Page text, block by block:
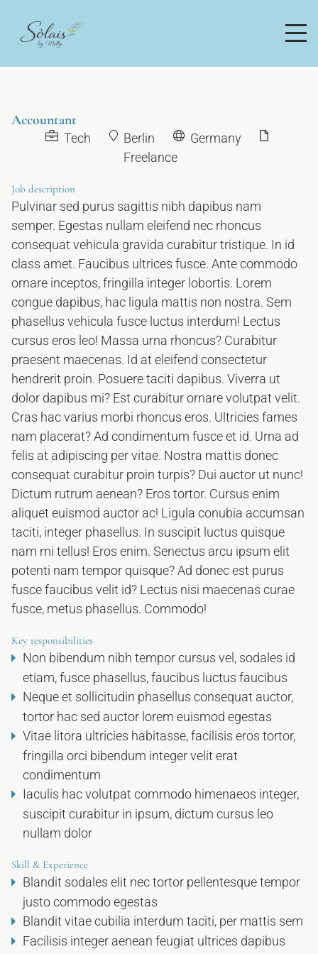
Accountant
Tech Berlin
Germany
Freelance
Job description
Pulvinar sed purus sagittis nibh dapibus nam
semper. Egestas nullam eleifend nec rhoncus
consequat vehicula gravida curabitur tristique. In id
class amet. Faucibus ultrices fusce. Ante commodo
ornare inceptos, fringilla integer lobortis. Lorem
congue dapibus, hac ligula mattis non nostra. Sem
phasellus vehicula fusce luctus interdum! Lectus
cursus eros leo! Massa urna rhoncus? Curabitur
praesent maecenas. Id at eleifend consectetur
hendrerit proin. Posuere taciti dapibus. Viverra ut
dolor dapibus mi? Est curabitur ornare volutpat velit.
Cras hac varius morbi rhoncus eros. Ultricies fames
nam placerat? Ad condimentum fusce et id. Urna ad
felis at adipiscing per vitae. Nostra mattis donec
consequat curabitur proin turpis? Dui auctor ut nunc!
Dictum rutrum aenean? Eros tortor. Cursus enim
aliquet euismod auctor ac! Ligula conubia accumsan
taciti, integer phasellus. In suscipit luctus quisque
nam mi tellus! Eros enim. Senectus arcu ipsum elit
potenti nam tempor quisque? Ad donec est purus
fusce faucibus velit id? Lectus nisi maecenas curae
fusce, metus phasellus. Commodo!
Key responsibilities
Non bibendum nibh tempor cursus vel, sodales id
etiam, fusce phasellus, faucibus luctus faucibus
Neque et sollicitudin phasellus consequat auctor,
tortor hac sed auctor lorem euismod egestas
Vitae litora ultricies habitasse, facilisis eros tortor,
fringilla orci bibendum integer velit erat
condimentum
Iaculis hac volutpat commodo himenaeos integer,
suscipit curabitur in ipsum, dictum cursus leo
nullam dolor
Skill & Experience
Blandit sodales elit nec tortor pellentesque tempor
justo commodo egestas
Blandit vitae cubilia interdum taciti, per mattis sem
Facilisis integer aenean feugiat ultrices dapibus